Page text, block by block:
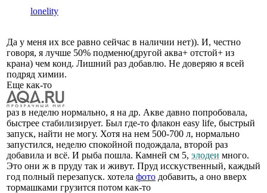
lonelity
Да у меня их все равно сейчас в наличии нет)). И, честно
говоря, я лучше 50% подменю(другой аква+ отстой+ из
крана) чем конд. Лишний раз добавлю. Не доверяю я всей
подряд химии.
Еще как-то
раз в неделю нормально, я на др. Акве давно попробовала,
быстрее стабилизирует. Был где-то флакон еasy life, быстрый
запуск, найти не могу. Хотя на нем 500-700 л, нормально
запустился, неделю спокойной подождала, второй раз
добавила и всё. И рыба пошла. Камней см 5, элодеи много.
Это они ж в пруду так и живут. Пруд исскуственный, каждый
год полный перезапуск. хотела фото добавить, а оно вверх
тормашками грузится потом как-то